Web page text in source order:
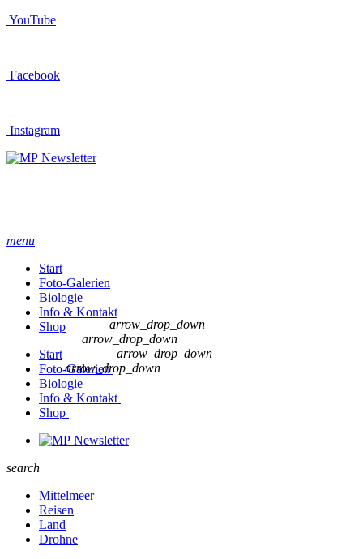
YouTube
Facebook
Instagram
Newsletter
menu
Start
Foto-Galerien
Biologie
Info & Kontakt
Shop
Start
Foto-Galerien
arrow_drop_down
Biologie
arrow_drop_down
Info & Kontakt
arrow_drop_down
Shop
arrow_drop_down
Newsletter
search
Mittelmeer
Reisen
Land
Drohne